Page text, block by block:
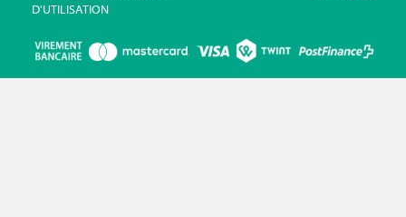
D'UTILISATION